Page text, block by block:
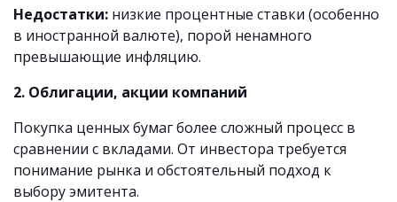
Недостатки: низкие процентные ставки (особенно
в иностранной валюте), порой ненамного
превышающие инфляцию.
2. Облигации, акции компаний
Покупка ценных бумаг более сложный процесс в
сравнении с вкладами. От инвестора требуется
понимание рынка и обстоятельный подход к
выбору эмитента.